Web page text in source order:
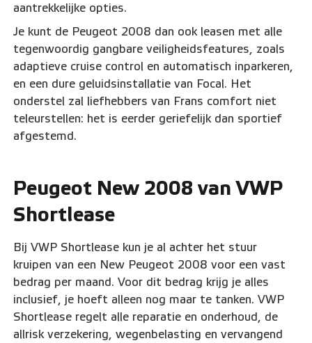
aantrekkelijke opties.
Je kunt de Peugeot 2008 dan ook leasen met alle
tegenwoordig gangbare veiligheidsfeatures, zoals
adaptieve cruise control en automatisch inparkeren,
en een dure geluidsinstallatie van Focal. Het
onderstel zal liefhebbers van Frans comfort niet
teleurstellen: het is eerder geriefelijk dan sportief
afgestemd.
Peugeot New 2008 van VWP
Shortlease
Bij VWP Shortlease kun je al achter het stuur
kruipen van een New Peugeot 2008 voor een vast
bedrag per maand. Voor dit bedrag krijg je alles
inclusief, je hoeft alleen nog maar te tanken. VWP
Shortlease regelt alle reparatie en onderhoud, de
allrisk verzekering, wegenbelasting en vervangend